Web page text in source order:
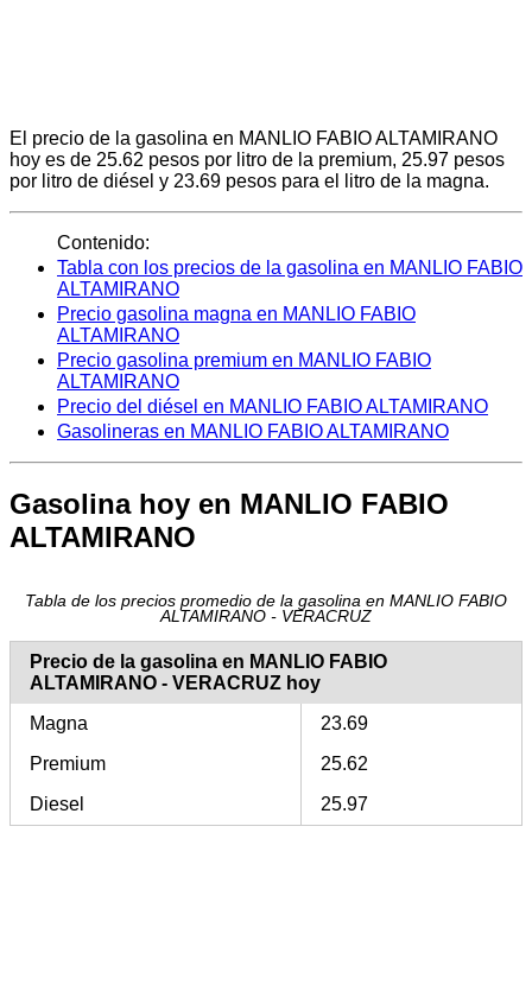
El precio de la gasolina en MANLIO FABIO ALTAMIRANO
hoy es de 25.62 pesos por litro de la premium, 25.97 pesos
por litro de diésel y 23.69 pesos para el litro de la magna.
Contenido:
Tabla con los precios de la gasolina en MANLIO FABIO
ALTAMIRANO
Precio gasolina magna en MANLIO FABIO
ALTAMIRANO
Precio gasolina premium en MANLIO FABIO
ALTAMIRANO
Precio del diésel en MANLIO FABIO ALTAMIRANO
Gasolineras en MANLIO FABIO ALTAMIRANO
Gasolina hoy en MANLIO FABIO
ALTAMIRANO
Tabla de los precios promedio de la gasolina en MANLIO FABIO
ALTAMIRANO - VERACRUZ
Precio de la gasolina en MANLIO FABIO
ALTAMIRANO - VERACRUZ hoy
Magna
23.69
Premium
25.62
Diesel
25.97